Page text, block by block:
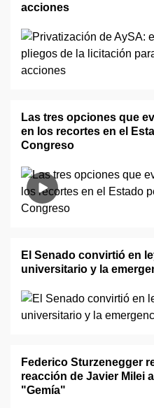
acciones
Las tres opciones que
en los recortes en el
Congreso
El Senado convirtió en
universitario y la
Federico Sturzenegger
reacción de Javier Milei
"Gemía"